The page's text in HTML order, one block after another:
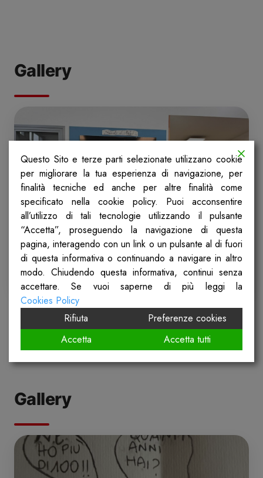
Gallery
Gallery
Questo Sito e terze parti selezionate utilizzano cookie
per migliorare la tua esperienza di navigazione, per
finalità tecniche ed anche per altre finalità come
specificato nella cookie policy. Puoi acconsentire
all’utilizzo di tali tecnologie utilizzando il pulsante
“Accetta”, proseguendo la navigazione di questa
pagina, interagendo con un link o un pulsante al di fuori
di questa informativa o continuando a navigare in altro
modo. Chiudendo questa informativa, continui senza
accettare. Se vuoi saperne di più leggi la
Cookies Policy
Rifiuta
Preferenze cookies
Accetta
Accetta tutti